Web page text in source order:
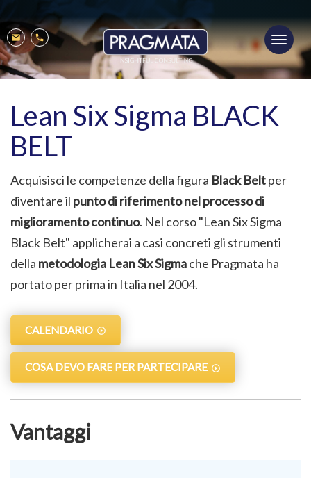
Salta
al
contenuto
principale
Mobile
menu
MailPhone
Lean Six Sigma BLACK
BELT
Acquisisci le competenze della figura Black Beltper
diventare il punto di riferimento nel processo di
miglioramento continuo. Nel corso "Lean Six Sigma
Black Belt" applicherai a casi concreti gli strumenti
della metodologia Lean Six Sigmache Pragmata ha
portato per prima in Italia nel 2004.
CALENDARIO
COSA DEVO FARE PER PARTECIPARE
Vantaggi